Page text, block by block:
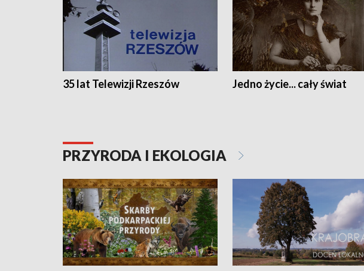
35 lat Telewizji Rzeszów Jedno życie... cały świat
PRZYRODA I EKOLOGIA